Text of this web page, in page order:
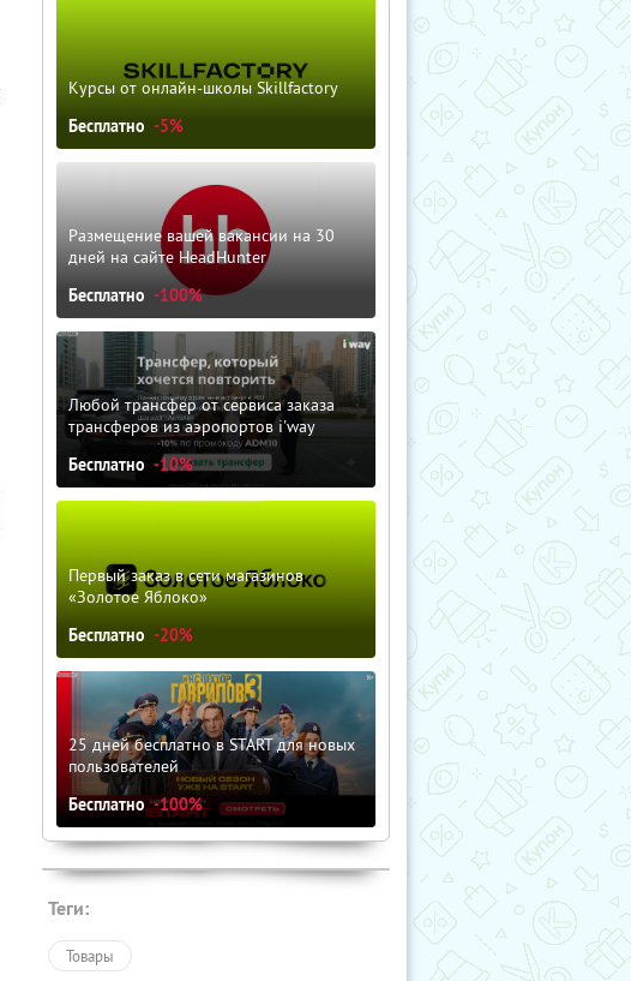
Курсы от онлайн-школы Skillfactory
Бесплатно -5%
Размещение вашей вакансии на 30
дней на сайте HeadHunter
Бесплатно -100%
Любой трансфер от сервиса заказа
трансферов из аэропортов i'way
Бесплатно -10%
Первый заказ в сети магазинов
«Золотое Яблоко»
Бесплатно -20%
25 дней бесплатно в START для новых
пользователей
Бесплатно -100%
Теги:
Товары